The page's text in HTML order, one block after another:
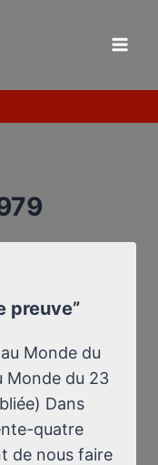
preuve”
Monde du
Monde du 23
Dans
quatre
de nous faire